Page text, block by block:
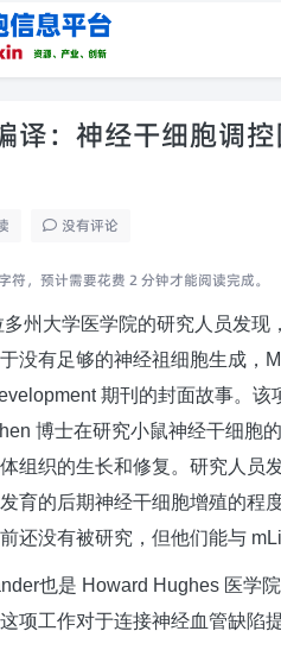
译：神经干细胞调
没有评论
符，预计需要花费 2 分钟才能阅读完成。
多州大学医学院的研究人员发
没有足够的神经祖细胞生成，
期刊的封面故事。该
博士在研究小鼠神经干细胞
组织的生长和修复。研究人员
育的后期神经干细胞增殖的程度
还没有被研究，但他们能与
也是 Howard Hughes 医学
项工作对于连接神经血管缺陷